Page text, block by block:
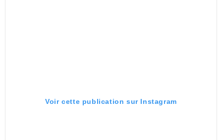
Voir cette publication sur Instagram